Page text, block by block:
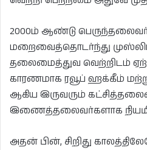
2000ம் ஆண்டு
மறைவைத்தொடர்ந்து
தலைமைத்துவ வெற்றிடம்
காரணமாக ரவூப் ஹக்கீம்
ஆகிய இருவரும்
இணைத்தலைவர்களாக
அதன் பின், சிறிது